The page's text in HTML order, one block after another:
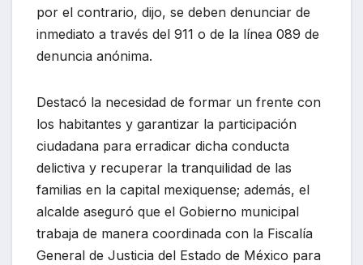
por el contrario, dijo, se deben denunciar de
inmediato a través del 911 o de la línea 089 de
denuncia anónima.
Destacó la necesidad de formar un frente con
los habitantes y garantizar la participación
ciudadana para erradicar dicha conducta
delictiva y recuperar la tranquilidad de las
familias en la capital mexiquense; además, el
alcalde aseguró que el Gobierno municipal
trabaja de manera coordinada con la Fiscalía
General de Justicia del Estado de México para